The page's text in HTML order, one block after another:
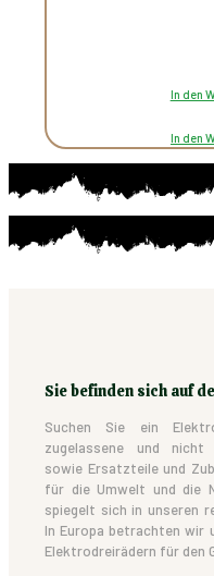
In den
In den
Sie befinden sich auf
Suchen Sie ein
zugelassene und nicht
sowie Ersatzteile und
für die Umwelt und die
spiegelt sich in unseren
In Europa betrachten wir
Elektrodreirädern für den